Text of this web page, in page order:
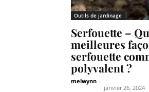
Outils de jardinage
Serfouette –
meilleures
serfouette
polyvalent ?
melwynn
janvier 26, 2024